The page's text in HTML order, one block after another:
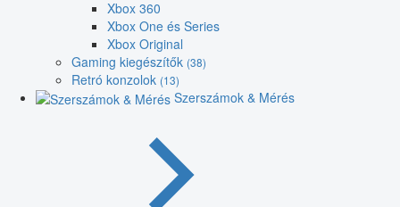
Xbox 360
Xbox One és Series
Xbox Original
Gaming kiegészítők (38)
Retró konzolok (13)
Szerszámok & Mérés